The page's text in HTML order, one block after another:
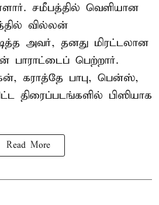
சமீபத்தில் வெளியான
வில்லன்
அவர், தனது மிரட்டலான
பாராட்டைப் பெற்றார்.
கராத்தே பாபு, பென்ஸ்,
திரைப்படங்களில் பிஸியாக
Read More